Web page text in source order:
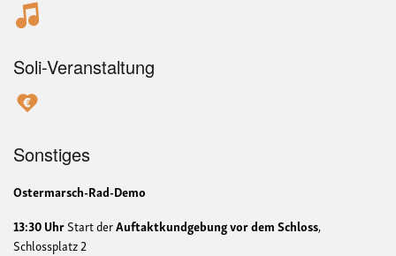
Soli-Veranstaltung
Sonstiges
Ostermarsch-Rad-Demo
13:30 UhrStart derAuftaktkundgebung vor dem Schloss,
Schlossplatz 2